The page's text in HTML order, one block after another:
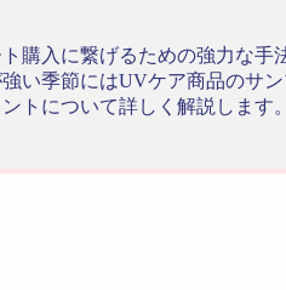
入に繋げるための強力な
い季節にはUVケア商品のサ
トについて詳しく解説します。